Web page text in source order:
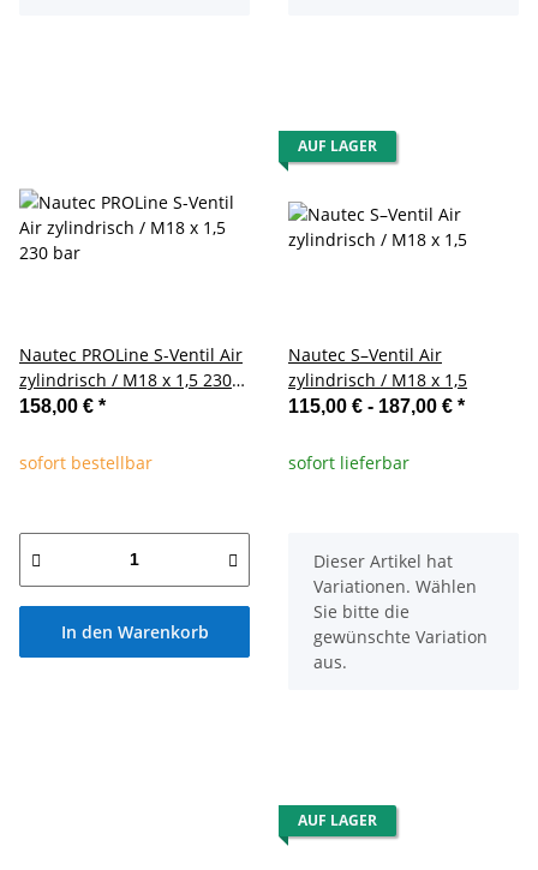
Nautec PROLine S-Ventil Air
zylindrisch / M18 x 1,5 230
bar
158,00 € *
sofort bestellbar
In den Warenkorb
AUF LAGER
Nautec S–Ventil Air
zylindrisch / M18 x 1,5
115,00 € - 187,00 € *
sofort lieferbar
x
Dieser Artikel hat
Variationen. Wählen
Sie bitte die
gewünschte Variation
aus.
AUF LAGER